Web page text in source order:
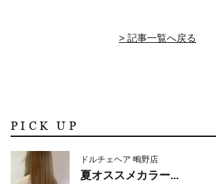
> 記事一覧へ戻る
PICK UP
ドルチェヘア 鴫野店
夏オススメカラー...